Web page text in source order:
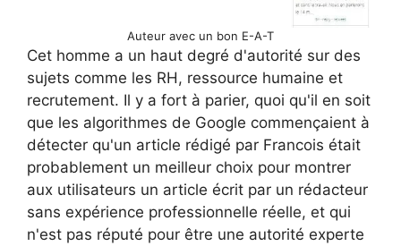
Auteur avec un bon E-A-T
Cet homme a un haut degré d'autorité sur des
sujets comme les RH, ressource humaine et
recrutement. Il y a fort à parier, quoi qu'il en soit
que les algorithmes de Google commençaient à
détecter qu'un article rédigé par Francois était
probablement un meilleur choix pour montrer
aux utilisateurs un article écrit par un rédacteur
sans expérience professionnelle réelle, et qui
n'est pas réputé pour être une autorité experte